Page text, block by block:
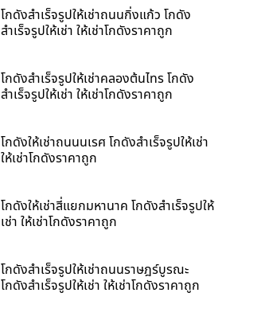
โกดังสำเร็จรูปให้เช่าถนนกิ่งแก้ว โกดัง
สำเร็จรูปให้เช่า ให้เช่าโกดังราคาถูก
โกดังสำเร็จรูปให้เช่าคลองต้นไทร โกดัง
สำเร็จรูปให้เช่า ให้เช่าโกดังราคาถูก
โกดังให้เช่าถนนนเรศ โกดังสำเร็จรูปให้เช่า
ให้เช่าโกดังราคาถูก
โกดังให้เช่าสี่แยกมหานาค โกดังสำเร็จรูปให้
เช่า ให้เช่าโกดังราคาถูก
โกดังสำเร็จรูปให้เช่าถนนราษฎร์บูรณะ
โกดังสำเร็จรูปให้เช่า ให้เช่าโกดังราคาถูก